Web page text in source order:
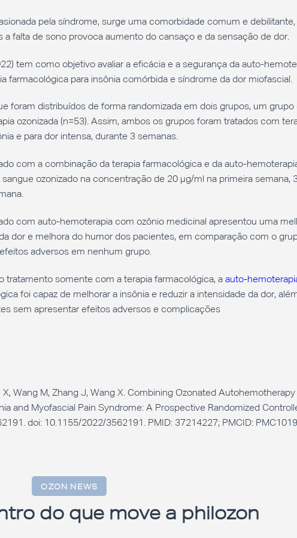
pela síndrome, surge uma comorbidade comum e debilitante,
a falta de sono provoca aumento do cansaço e da sensação de dor.
tem como objetivo avaliar a eficácia e a segurança da auto-
farmacológica para insônia comórbida e síndrome da dor miofascial.
foram distribuídos de forma randomizada em dois grupos, um
ozonizada (n=53). Assim, ambos os grupos foram tratados com
e para dor intensa, durante 3 semanas.
com a combinação da terapia farmacológica e da auto-
ozonizado na concentração de 20 µg/ml na primeira semana,
com auto-hemoterapia com ozônio medicinal apresentou uma
dor e melhora do humor dos pacientes, em comparação com o
adversos em nenhum grupo.
tratamento somente com a terapia farmacológica, a auto-
foi capaz de melhorar a insônia e reduzir a intensidade da dor,
sem apresentar efeitos adversos e complicações
X, Wang M, Zhang J, Wang X. Combining Ozonated Autohemotherapy
and Myofascial Pain Syndrome: A Prospective Randomized
doi: 10.1155/2022/3562191. PMID: 37214227; PMCID:
OZON NEWS
do que move a philozon